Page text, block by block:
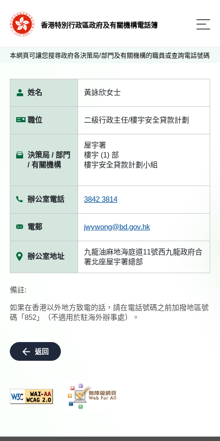
香港特別行政區政府及有關機構電話簿
本網頁可讓您搜尋政府各決策局/部門及有關機構的職員或查詢電話號碼
姓名 黃詠欣女士
職位 二級行政主任/樓宇安全貸款計劃
決策局 / 部門
/ 有關機構
屋宇署
樓宇 (1) 部
樓宇安全貸款計劃小組
辦公室電話 3842 3814
電郵 jwywong@bd.gov.hk
辦公室地址
九龍油麻地海庭道11號西九龍政府合
署北座屋宇署總部
備註:
如果在香港以外地方致電的話，請在電話號碼之前加撥地區號
碼「852」（不適用於駐海外辦事處）。
返回